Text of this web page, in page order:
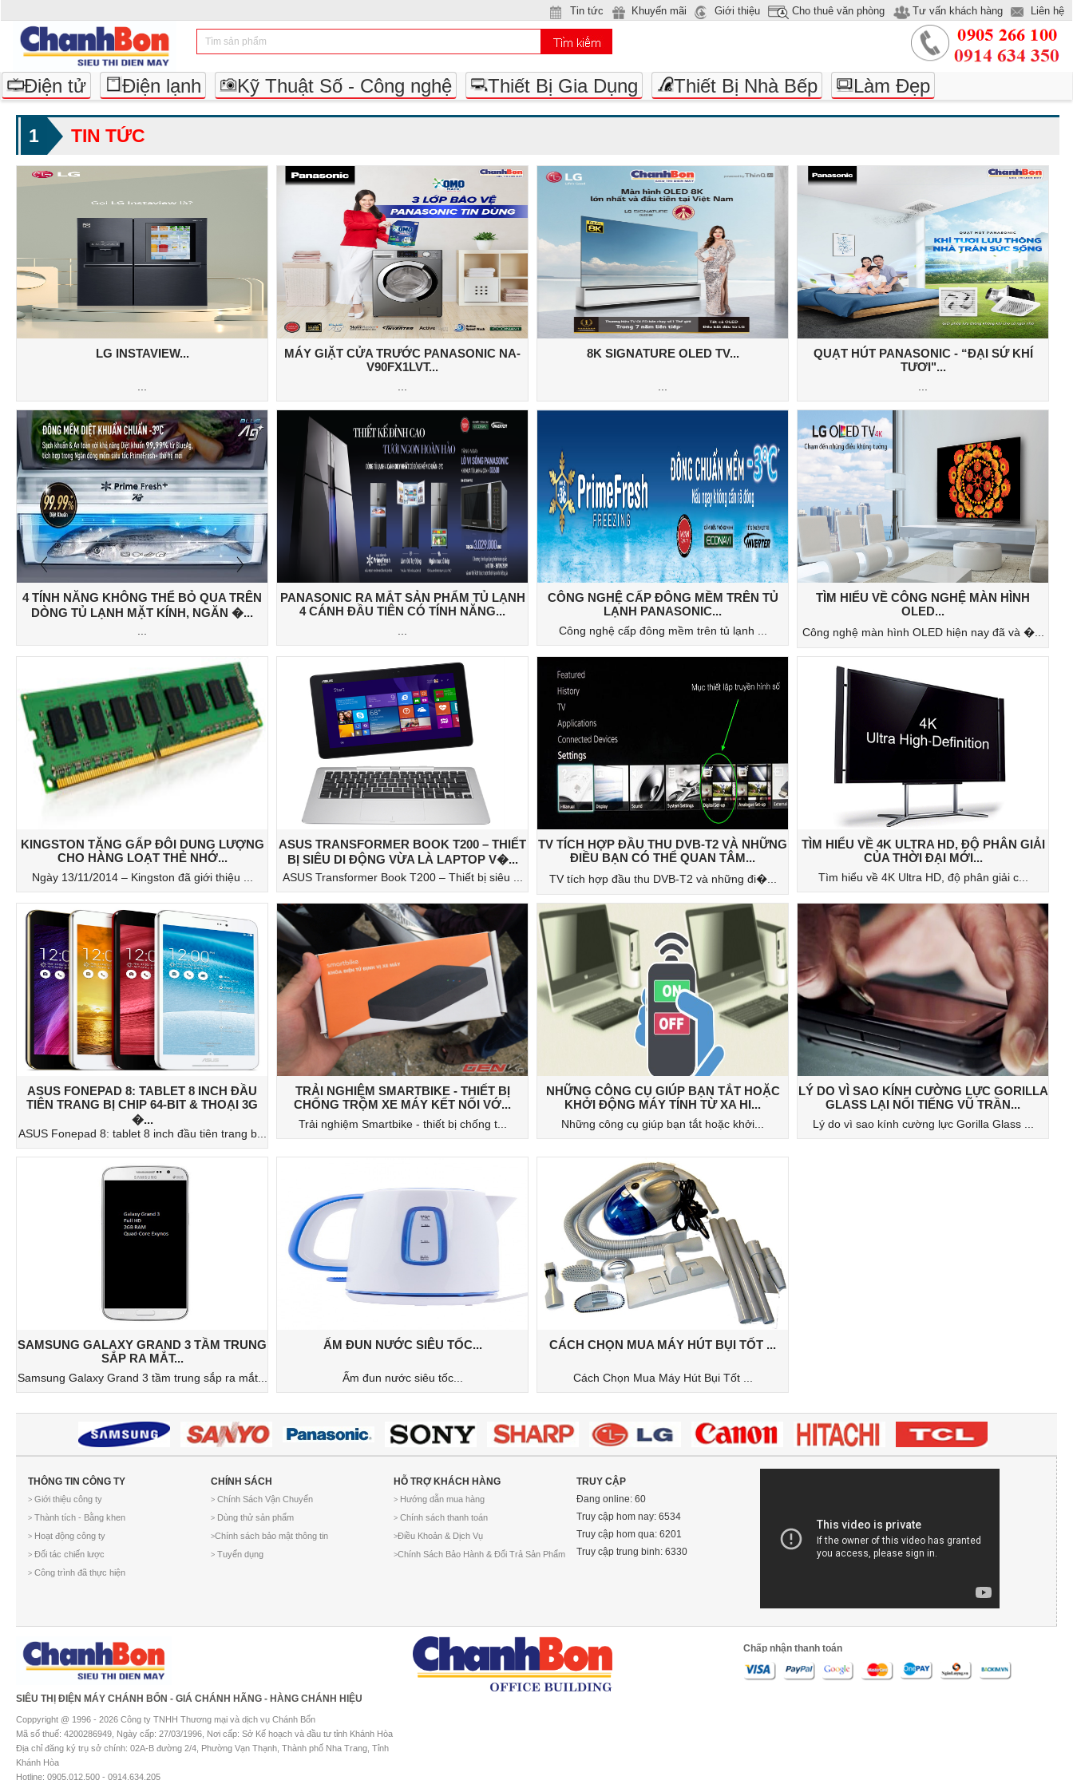
Liên hệ
Tin tức Khuyến mãi Giới thiệu Cho thuê văn phòng Tư vấn khách hàng
Điện tử Điện lạnh Kỹ Thuật Số - Công nghệ Thiết Bị Gia Dụng Thiết Bị Nhà Bếp Làm Đẹp
1 TIN TỨC
LG INSTAVIEW...
MÁY GIẶT CỬA TRƯỚC PANASONIC NA-
V90FX1LVT...
8K SIGNATURE OLED TV...
QUẠT HÚT PANASONIC - “ĐẠI SỨ KHÍ
TƯƠI"...
4 TÍNH NĂNG KHÔNG THỂ BỎ QUA TRÊN
DÒNG TỦ LẠNH MẶT KÍNH, NGĂN �...
PANASONIC RA MẮT SẢN PHẨM TỦ LẠNH
4 CÁNH ĐẦU TIÊN CÓ TÍNH NĂNG...
CÔNG NGHỆ CẤP ĐÔNG MỀM TRÊN TỦ
LẠNH PANASONIC...
Công nghệ cấp đông mềm trên tủ lạnh ...
TÌM HIỂU VỀ CÔNG NGHỆ MÀN HÌNH
OLED...
Công nghệ màn hình OLED hiện nay đã và �...
KINGSTON TĂNG GẤP ĐÔI DUNG LƯỢNG
CHO HÀNG LOẠT THẺ NHỚ...
Ngày 13/11/2014 – Kingston đã giới thiệu ...
ASUS TRANSFORMER BOOK T200 – THIẾT
BỊ SIÊU DI ĐỘNG VỪA LÀ LAPTOP V�...
ASUS Transformer Book T200 – Thiết bị siêu ...
TV TÍCH HỢP ĐẦU THU DVB-T2 VÀ NHỮNG
ĐIỀU BẠN CÓ THỂ QUAN TÂM...
TV tích hợp đầu thu DVB-T2 và những đi�...
TÌM HIỂU VỀ 4K ULTRA HD, ĐỘ PHÂN GIẢI
CỦA THỜI ĐẠI MỚI...
Tìm hiểu về 4K Ultra HD, độ phân giải c...
ASUS FONEPAD 8: TABLET 8 INCH ĐẦU
TIÊN TRANG BỊ CHIP 64-BIT & THOẠI 3G
�...
ASUS Fonepad 8: tablet 8 inch đầu tiên trang b...
TRẢI NGHIỆM SMARTBIKE - THIẾT BỊ
CHỐNG TRỘM XE MÁY KẾT NỐI VỚ...
Trải nghiệm Smartbike - thiết bị chống t...
NHỮNG CÔNG CỤ GIÚP BẠN TẮT HOẶC
KHỞI ĐỘNG MÁY TÍNH TỪ XA HI...
Những công cụ giúp bạn tắt hoặc khởi...
LÝ DO VÌ SAO KÍNH CƯỜNG LỰC GORILLA
GLASS LẠI NỔI TIẾNG VŨ TRẦN...
Lý do vì sao kính cường lực Gorilla Glass ...
SAMSUNG GALAXY GRAND 3 TẦM TRUNG
SẮP RA MẮT...
Samsung Galaxy Grand 3 tầm trung sắp ra mắt...
ẤM ĐUN NƯỚC SIÊU TỐC...
Ấm đun nước siêu tốc...
CÁCH CHỌN MUA MÁY HÚT BỤI TỐT ...
Cách Chọn Mua Máy Hút Bụi Tốt ...
THÔNG TIN CÔNG TY
> Giới thiệu công ty
> Thành tích - Bằng khen
> Hoạt động công ty
> Đối tác chiến lược
> Công trình đã thực hiện
CHÍNH SÁCH
> Chính Sách Vận Chuyển
> Dùng thử sản phẩm
>Chính sách bảo mật thông tin
> Tuyển dụng
HỖ TRỢ KHÁCH HÀNG
> Hướng dẫn mua hàng
> Chính sách thanh toán
>Điều Khoản & Dịch Vụ
>Chính Sách Bảo Hành & Đổi Trả Sản Phẩm
TRUY CẬP
Đang online: 60
Truy cập hom nay: 6534
Truy cập hom qua: 6201
Truy cập trung binh: 6330
SIÊU THỊ ĐIỆN MÁY CHÁNH BỔN - GIÁ CHÁNH HÃNG - HÀNG CHÁNH HIỆU
Coppyright @ 1996 - 2026 Công ty TNHH Thương mại và dịch vụ Chánh Bổn
Mã số thuế: 4200286949, Ngày cấp: 27/03/1996, Nơi cấp: Sở Kế hoạch và đầu tư tỉnh Khánh Hòa
Địa chỉ đăng ký trụ sở chính: 02A-B đường 2/4, Phường Vạn Thạnh, Thành phố Nha Trang, Tỉnh
Khánh Hòa
Hotline: 0905.012.500 - 0914.634.205
Chấp nhận thanh toán